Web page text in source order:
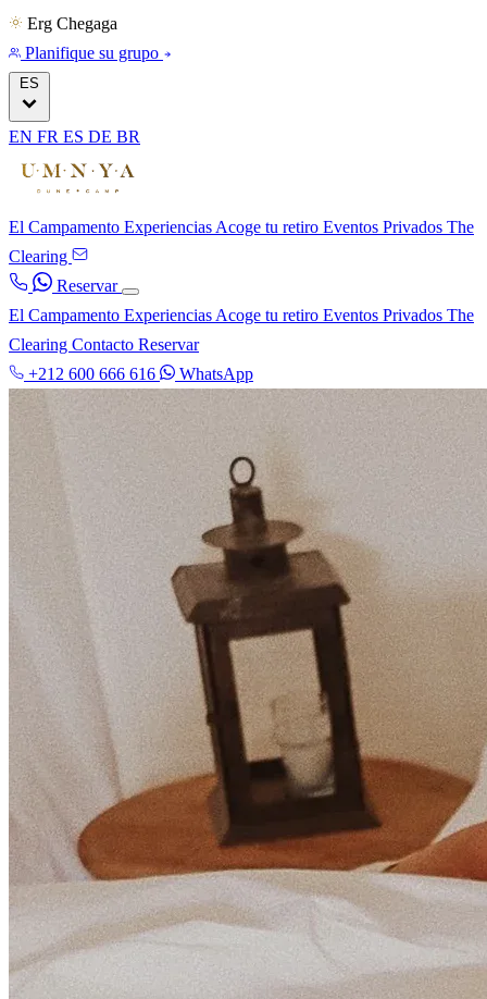
Erg Chegaga
Planifique su grupo
ES
EN FR ES DE BR
El Campamento Experiencias Acoge tu retiro Eventos Privados The
Clearing
Reservar
El Campamento Experiencias Acoge tu retiro Eventos Privados The
Clearing Contacto Reservar
+212 600 666 616
WhatsApp